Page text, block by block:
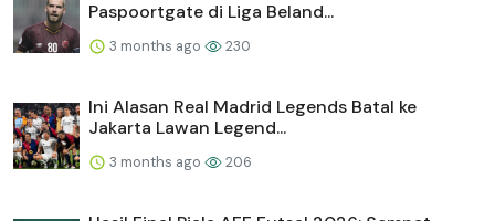
Paspoortgate di Liga Beland...
3 months ago 230
Ini Alasan Real Madrid Legends Batal ke
Jakarta Lawan Legend...
3 months ago 206